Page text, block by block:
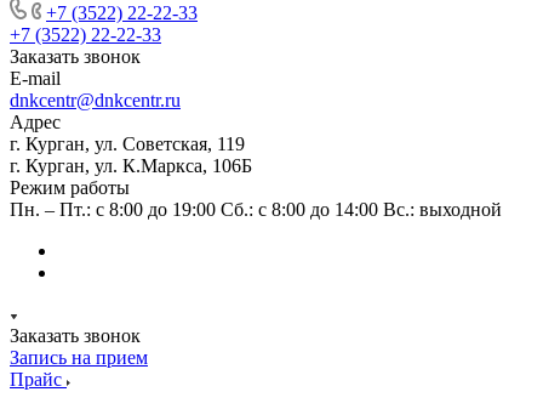
+7 (3522) 22-22-33
+7 (3522) 22-22-33
Заказать звонок
E-mail
dnkcentr@dnkcentr.ru
Адрес
г. Курган, ул. Советская, 119
г. Курган, ул. К.Маркса, 106Б
Режим работы
Пн. – Пт.: с 8:00 до 19:00 Сб.: с 8:00 до 14:00 Вс.: выходной
Заказать звонок
Запись на прием
Прайс